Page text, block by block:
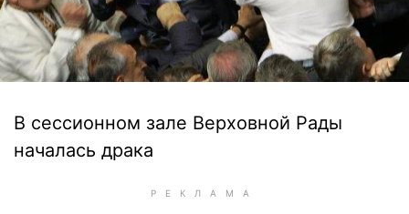
В сессионном зале Верховной Рады
началась драка